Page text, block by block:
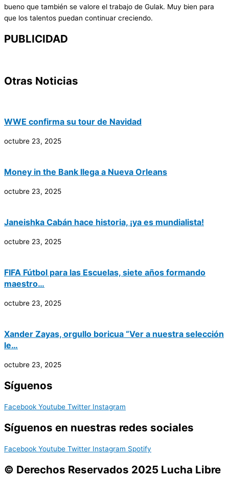
bueno que también se valore el trabajo de Gulak. Muy bien para
que los talentos puedan continuar creciendo.
PUBLICIDAD
Otras Noticias
WWE confirma su tour de Navidad
octubre 23, 2025
Money in the Bank llega a Nueva Orleans
octubre 23, 2025
Janeishka Cabán hace historia, ¡ya es mundialista!
octubre 23, 2025
FIFA Fútbol para las Escuelas, siete años formando
maestro…
octubre 23, 2025
Xander Zayas, orgullo boricua “Ver a nuestra selección
le…
octubre 23, 2025
Síguenos
Facebook Youtube Twitter Instagram
Síguenos en nuestras redes sociales
Facebook Youtube Twitter Instagram Spotify
© Derechos Reservados 2025 Lucha Libre